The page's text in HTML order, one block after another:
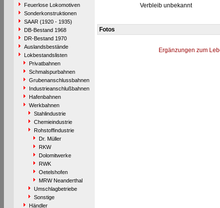
Feuerlose Lokomotiven
Sonderkonstruktionen
SAAR (1920 - 1935)
DB-Bestand 1968
DR-Bestand 1970
Auslandsbestände
Lokbestandslisten
Privatbahnen
Schmalspurbahnen
Grubenanschlussbahnen
Industrieanschlußbahnen
Hafenbahnen
Werkbahnen
Stahlindustrie
Chemieindustrie
Rohstoffindustrie
Dr. Müller
RKW
Dolomitwerke
RWK
Oetelshofen
MRW Neanderthal
Umschlagbetriebe
Sonstige
Händler
Verbleib unbekannt
Fotos
Ergänzungen zum